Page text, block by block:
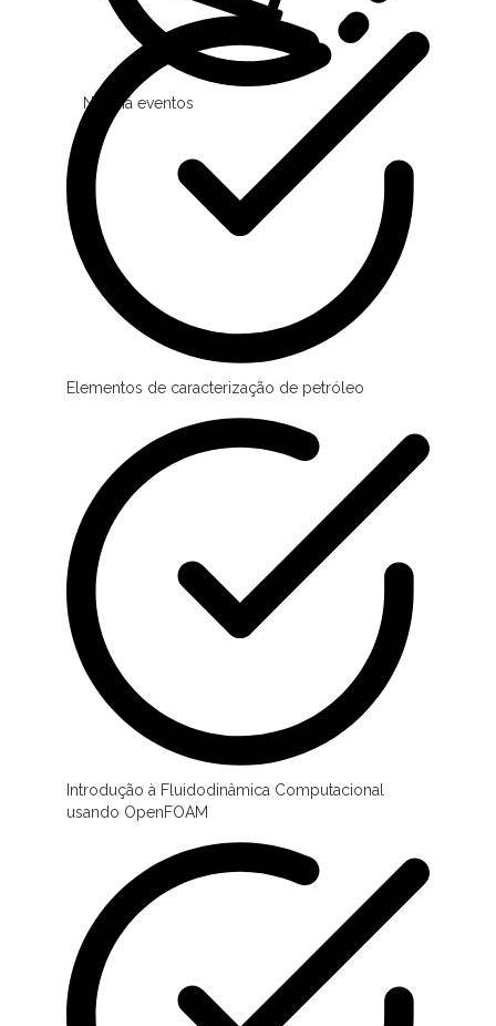
Não há eventos
Elementos de caracterização de petróleo
Introdução à Fluidodinâmica Computacional
usando OpenFOAM